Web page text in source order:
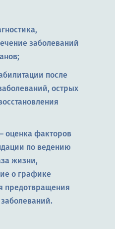
заболеваний
после
острых
оценка факторов
по ведению
жизни,
о графике
предотвращения